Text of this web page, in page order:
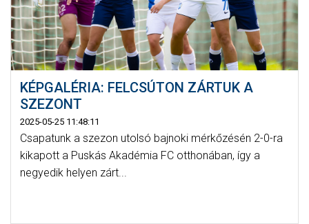
SZURKOLÓI ÉLMÉNYEK
SAJTÓ
KÉPGALÉRIA: FELCSÚTON ZÁRTUK A
SZEZONT
2025-05-25 11:48:11
Csapatunk a szezon utolsó bajnoki mérkőzésén 2-0-ra
kikapott a Puskás Akadémia FC otthonában, így a
negyedik helyen zárt...